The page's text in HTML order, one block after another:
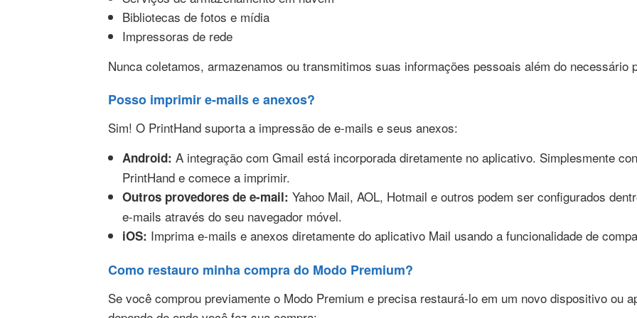
Bibliotecas de fotos e mídia
Impressoras de rede
Nunca coletamos, armazenamos ou transmitimos suas informações pessoais além do necessário
Posso imprimir e-mails e anexos?
Sim! O PrintHand suporta a impressão de e-mails e seus anexos:
Android: A integração com Gmail está incorporada diretamente no aplicativo. Simplesmente
PrintHand e comece a imprimir.
Outros provedores de e-mail: Yahoo Mail, AOL, Hotmail e outros podem ser configurados
e-mails através do seu navegador móvel.
iOS: Imprima e-mails e anexos diretamente do aplicativo Mail usando a funcionalidade de
Como restauro minha compra do Modo Premium?
Se você comprou previamente o Modo Premium e precisa restaurá-lo em um novo dispositivo ou